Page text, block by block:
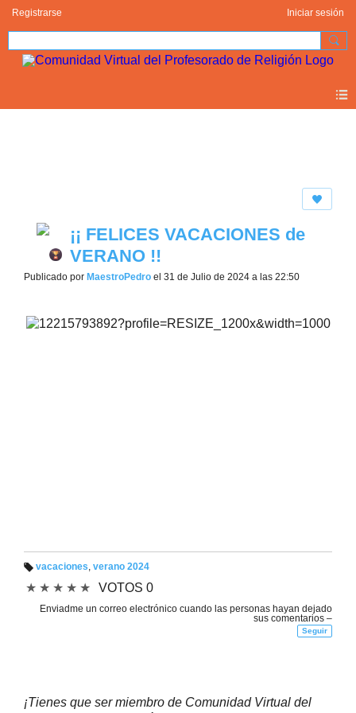
Registrarse Iniciar sesión
¡¡ FELICES VACACIONES de
VERANO !!
Publicado por MaestroPedro el 31 de Julio de 2024 a las 22:50
iq
vacaciones verano 2024
★ ★ ★ ★ ★ VOTOS 0
Enviadme un correo electrónico cuando las personas hayan dejado
sus comentarios –
Seguir
¡Tienes que ser miembro de Comunidad Virtual del